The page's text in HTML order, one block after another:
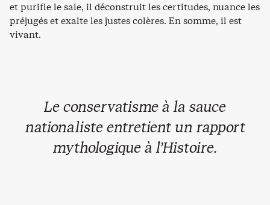
et purifie le sale, il déconstruit les certitudes, nuance les
préjugés et exalte les justes colères. En somme, il est
vivant.
Le conservatisme à la sauce
nationaliste entretient un rapport
mythologique à l’Histoire.